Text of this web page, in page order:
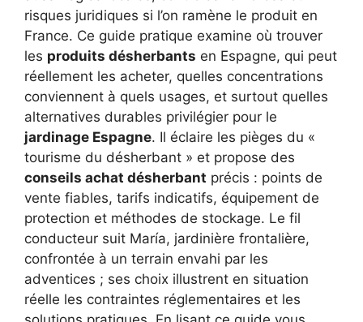
risques juridiques si l’on ramène le produit en
France. Ce guide pratique examine où trouver
les produits désherbants en Espagne, qui peut
réellement les acheter, quelles concentrations
conviennent à quels usages, et surtout quelles
alternatives durables privilégier pour le
jardinage Espagne. Il éclaire les pièges du «
tourisme du désherbant » et propose des
conseils achat désherbant précis : points de
vente fiables, tarifs indicatifs, équipement de
protection et méthodes de stockage. Le fil
conducteur suit María, jardinière frontalière,
confrontée à un terrain envahi par les
adventices ; ses choix illustrent en situation
réelle les contraintes réglementaires et les